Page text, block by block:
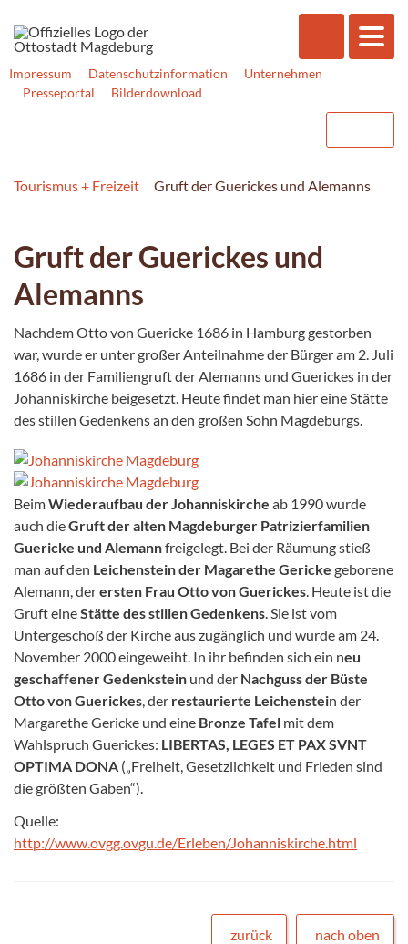
Impressum Datenschutzinformation
Unternehmen
Presseportal
Bilderdownload
Tourismus + Freizeit Gruft der Guerickes und Alemanns
Gruft der Guerickes und
Alemanns
Nachdem Otto von Guericke 1686 in Hamburg gestorben
war, wurde er unter großer Anteilnahme der Bürger am 2. Juli
1686 in der Familiengruft der Alemanns und Guerickes in der
Johanniskirche beigesetzt. Heute findet man hier eine Stätte
des stillen Gedenkens an den großen Sohn Magdeburgs.
BeimWiederaufbau der Johanniskirche ab 1990 wurde
auch dieGruft der alten Magdeburger Patrizierfamilien
Guericke und Alemannfreigelegt. Bei der Räumung stieß
man auf den Leichenstein der Magarethe Gericke geborene
Alemann, derersten Frau Otto von Guerickes . Heute ist die
Gruft eineStätte des stillen Gedenkens . Sie ist vom
Untergeschoß der Kirche aus zugänglich und wurde am 24.
November 2000 eingeweiht. In ihr befinden sich ein neu
geschaffener Gedenkstein und der Nachguss der Büste
Otto von Guerickes , der restaurierte Leichenstein der
Margarethe Gericke und eine Bronze Tafel mit dem
Wahlspruch Guerickes: LIBERTAS, LEGES ET PAX SVNT
OPTIMA DONA („Freiheit, Gesetzlichkeit und Frieden sind
die größten Gaben“).
Quelle:
http://www.ovgg.ovgu.de/Erleben/Johanniskirche.html
zurück nach oben